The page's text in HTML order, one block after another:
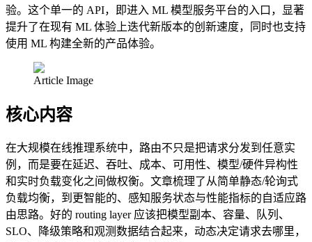
验。这个单一的 API，即进入 ML 模型服务平台的入口，显著
提升了在现有 ML 体验上迭代新版本的创新速度，同时也支持
使用 ML 构建全新的产品体验。
Article Image
核心内容
在大规模在线推理系统中，路由不只是把请求分发到任意实
例，而是要在延迟、吞吐、成本、可用性、模型/硬件异构性
和实时负载变化之间做权衡。文章梳理了从简单静态/轮询式
负载均衡，到更智能的、感知服务状态与性能指标的自适应路
由思路。好的 routing layer 应该把模型副本、容量、队列、
SLO、降级策略和观测数据结合起来，动态决定请求去哪里，